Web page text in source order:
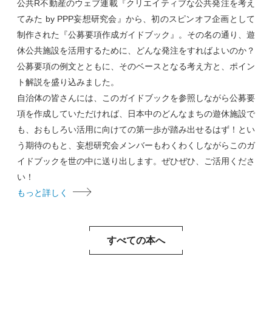
公共R不動産のウェブ連載『クリエイティブな公共発注を考え
てみた by PPP妄想研究会』から、初のスピンオフ企画として
制作された『公募要項作成ガイドブック』。その名の通り、遊
休公共施設を活用するために、どんな発注をすればよいのか？
公募要項の例文とともに、そのベースとなる考え方と、ポイン
ト解説を盛り込みました。
自治体の皆さんには、このガイドブックを参照しながら公募要
項を作成していただければ、日本中のどんなまちの遊休施設で
も、おもしろい活用に向けての第一歩が踏み出せるはず！とい
う期待のもと、妄想研究会メンバーもわくわくしながらこのガ
イドブックを世の中に送り出します。ぜひぜひ、ご活用くださ
い！
もっと詳しく
すべての本へ